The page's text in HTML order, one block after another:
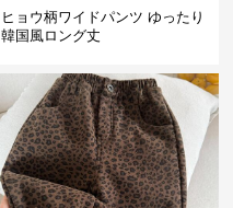
ヒョウ柄ワイドパンツ ゆったり
韓国風ロング丈